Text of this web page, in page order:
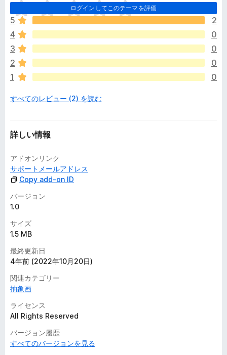
ログインしてこのテーマを評価
ま
だ
評
価
さ
れ
て
い
せ
5
2
4
0
3
0
2
0
1
0
すべてのレビュー (2) を読む
詳しい情報
アドオンリンク
サポートメールアドレス
Copy add-on ID
バージョン
1.0
サイズ
1.5 MB
最終更新日
4年前 (2022年10月20日)
関連カテゴリー
抽象画
ライセンス
All Rights Reserved
バージョン履歴
すべてのバージョンを見る